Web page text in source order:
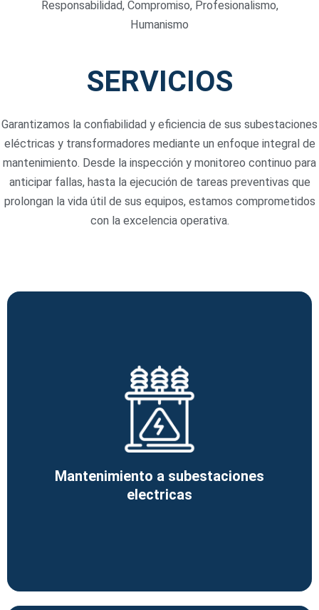
Responsabilidad, Compromiso, Profesionalismo,
Humanismo
SERVICIOS
Garantizamos la confiabilidad y eficiencia de sus subestaciones
eléctricas y transformadores mediante un enfoque integral de
mantenimiento. Desde la inspección y monitoreo continuo para
anticipar fallas, hasta la ejecución de tareas preventivas que
prolongan la vida útil de sus equipos, estamos comprometidos
con la excelencia operativa.
Mantenimiento a subestaciones
electricas
Mantenimiento a subestaciones
electricas